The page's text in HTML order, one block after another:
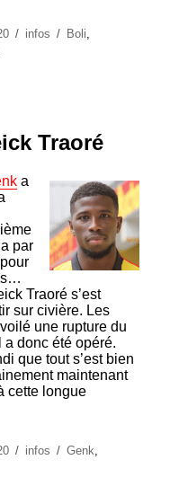
Catégories
infos Étiquettes
Boli,
Traoré
a
par
Traoré s’est
sur civière. Les
une rupture du
a donc été opéré.
que tout s’est bien
maintenant
cette longue
Catégories
infos Étiquettes
Genk,